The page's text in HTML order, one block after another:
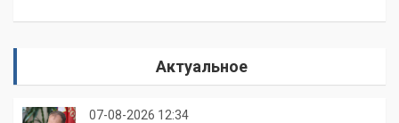
Актуальное
07-08-2026 12:34